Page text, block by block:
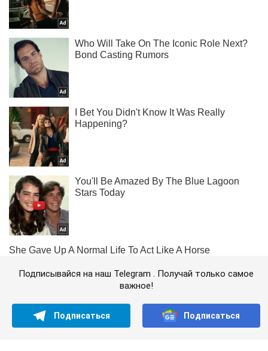
Подписывайся на наш Telegram . Получай только самое
важное!
Подписаться Подписаться